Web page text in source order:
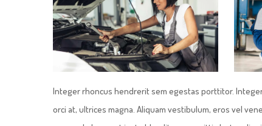
Integer rhoncus hendrerit sem egestas porttitor.
orci at, ultrices magna. Aliquam vestibulum, eros vel